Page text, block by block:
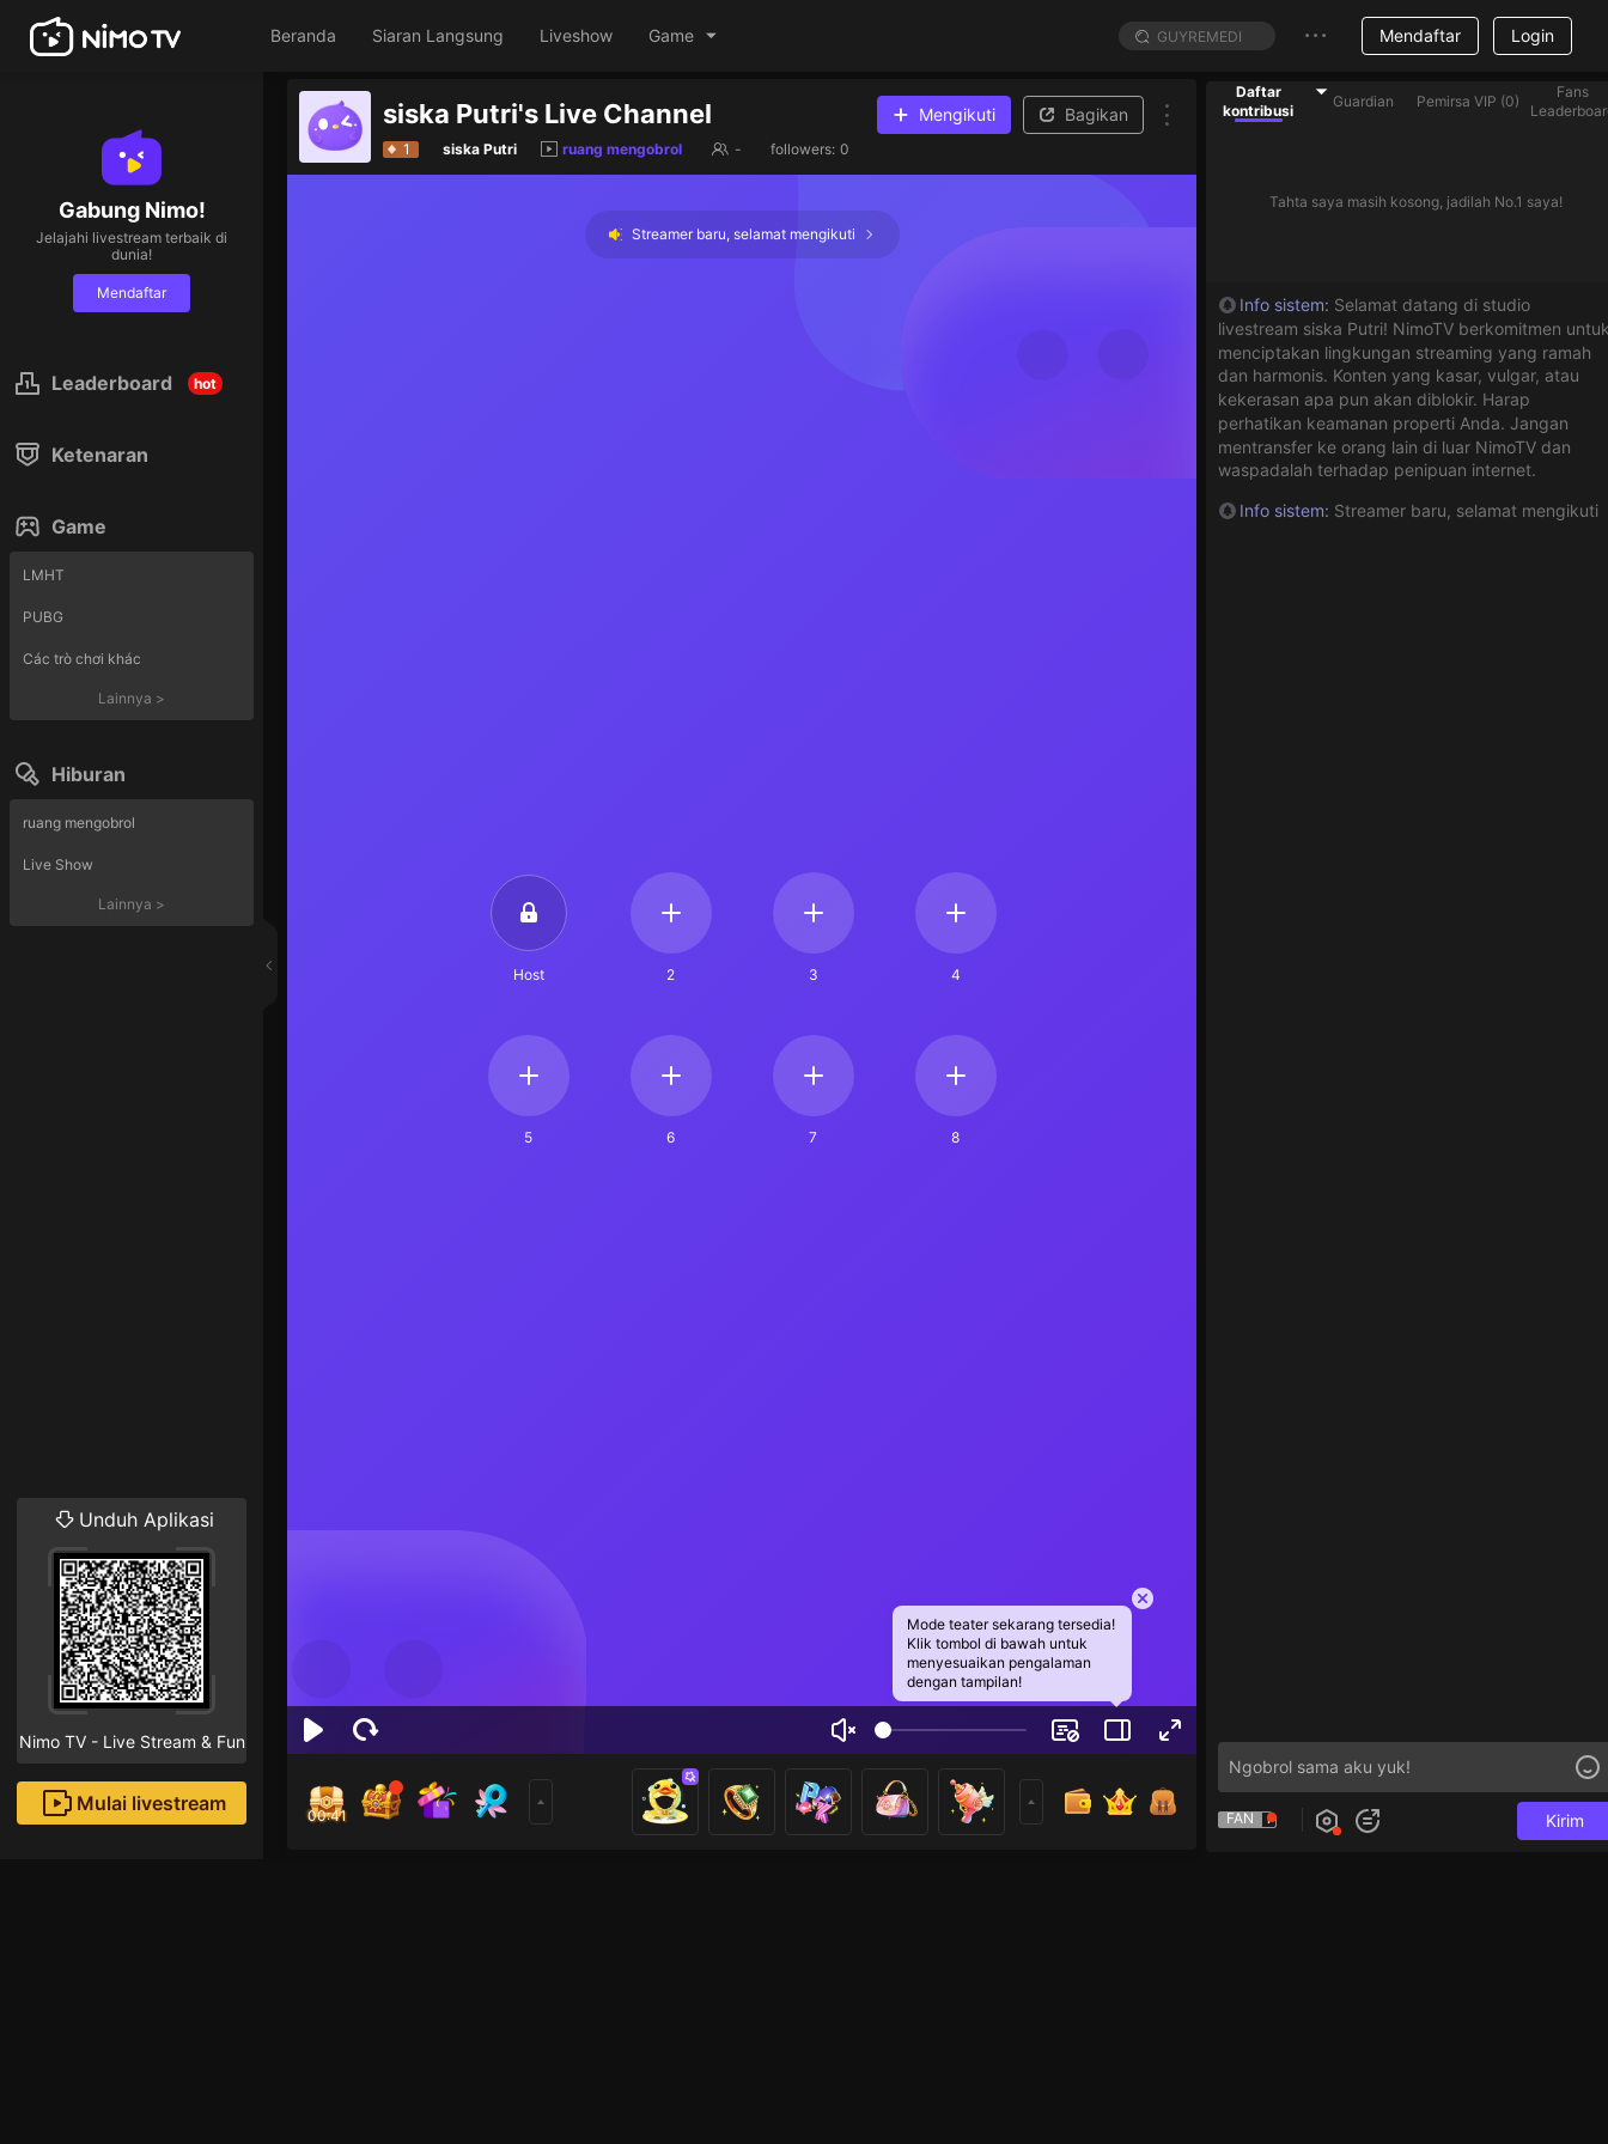
Beranda Siaran Langsung Liveshow Game Mendaftar Login
Gabung Nimo!
Jelajahi livestream terbaik di
dunia!
Mendaftar
Leaderboard hot
Ketenaran
Game
LMHT
PUBG
Các trò chơi khác
Lainnya >
Hiburan
ruang mengobrol
Live Show
Lainnya >
Unduh Aplikasi
Nimo TV - Live Stream & Fun
Mulai livestream
siska Putri's Live Channel Mengikuti Bagikan
1 siska Putri ruang mengobrol - followers: 0
Mode teater sekarang tersedia!
Klik tombol di bawah untuk
menyesuaikan pengalaman
dengan tampilan!
Streamer baru, selamat mengikuti
Host 2 3 4
5 6 7 8
00:41
Daftar
kontribusi
Guardian Pemirsa VIP (0)
Fans
Tahta saya masih kosong, jadilah No.1 saya!
Info sistem: Selamat datang di studio
livestream siska Putri! NimoTV berkomitmen
menciptakan lingkungan streaming yang ramah
dan harmonis. Konten yang kasar, vulgar, atau
kekerasan apa pun akan diblokir. Harap
perhatikan keamanan properti Anda. Jangan
mentransfer ke orang lain di luar NimoTV dan
waspadalah terhadap penipuan internet.
Info sistem: Streamer baru, selamat mengikuti
FAN Kirim